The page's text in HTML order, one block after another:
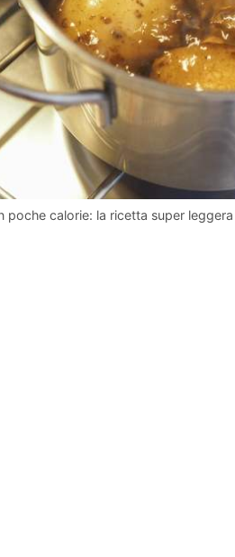
poche calorie: la ricetta super